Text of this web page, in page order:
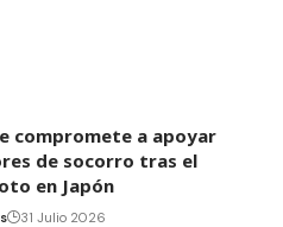
compromete a apoyar
de socorro tras el
en Japón
31 Julio 2026